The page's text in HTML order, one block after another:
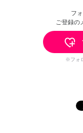
フ
ご登録の
※フォ